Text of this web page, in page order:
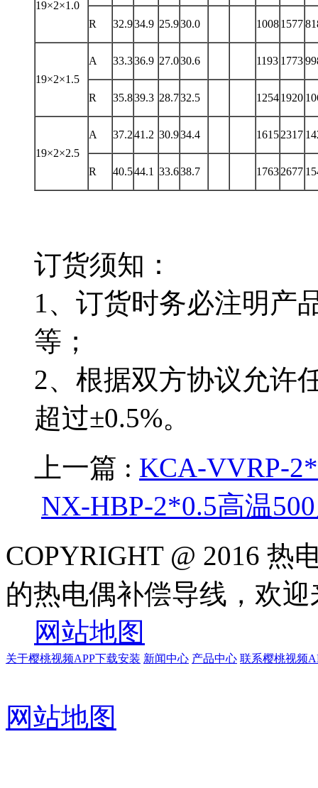
19×2×1.0
R
32.934.9 25.930.0 10081577
19×2×1.5
A 33.336.9 27.030.6 1193 1773
R 35.839.3 28.732.5 12541920
19×2×2.5
A 37.241.2 30.934.4 16152317
R 40.544.1 33.638.7 17632677
订货须知：
1、订货时务必注明产品
等；
2、根据双方协议允许
超过±0.5%。
上一篇 : KCA-VVRP-
NX-HBP-2*0.5高温
COPYRIGHT @ 2016 热
的热电偶补偿导线，
网站地图
关于樱桃视频APP下载安装 新闻中心 产品中心 联系樱桃视频
网站地图